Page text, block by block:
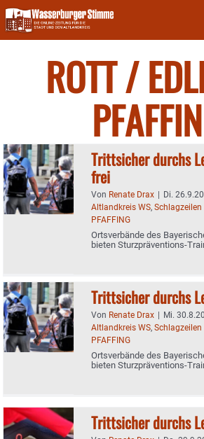
Skip
to
content
ROTT /
Trittsicher durchs
frei
Von Renate Drax | Di.
Altlandkreis WS, Schlagzeilen
PFAFFING
Ortsverbände des
bieten Sturzpräventions-
Trittsicher durchs
Von Renate Drax | Mi.
Altlandkreis WS, Schlagzeilen
PFAFFING
Ortsverbände des
bieten Sturzpräventions-
Trittsicher durchs